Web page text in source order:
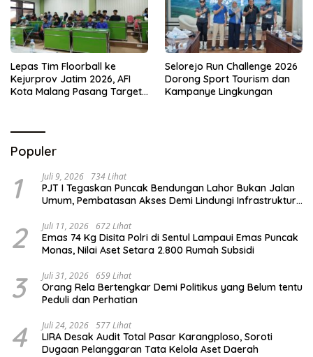
Lepas Tim Floorball ke
Kejurprov Jatim 2026, AFI
Kota Malang Pasang Target
Selorejo Run Challenge 2026
Dorong Sport Tourism dan
Kampanye Lingkungan
Populer
1 Juli 9, 2026 734 Lihat
PJT I Tegaskan Puncak Bendungan Lahor Bukan Jalan
Umum, Pembatasan Akses Demi Lindungi Infrastruktur
2 Juli 11, 2026 672 Lihat
Emas 74 Kg Disita Polri di Sentul Lampaui Emas Puncak
Monas, Nilai Aset Setara 2.800 Rumah Subsidi
3 Juli 31, 2026 659 Lihat
Orang Rela Bertengkar Demi Politikus yang Belum tentu
Peduli dan Perhatian
4 Juli 24, 2026 577 Lihat
LIRA Desak Audit Total Pasar Karangploso, Soroti
Dugaan Pelanggaran Tata Kelola Aset Daerah